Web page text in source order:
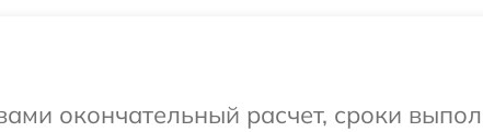
окончательный расчет, сроки